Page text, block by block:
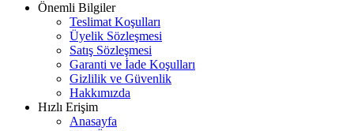
Önemli Bilgiler
Teslimat Koşulları
Üyelik Sözleşmesi
Satış Sözleşmesi
Garanti ve İade Koşulları
Gizlilik ve Güvenlik
Hakkımızda
Hızlı Erişim
Anasayfa